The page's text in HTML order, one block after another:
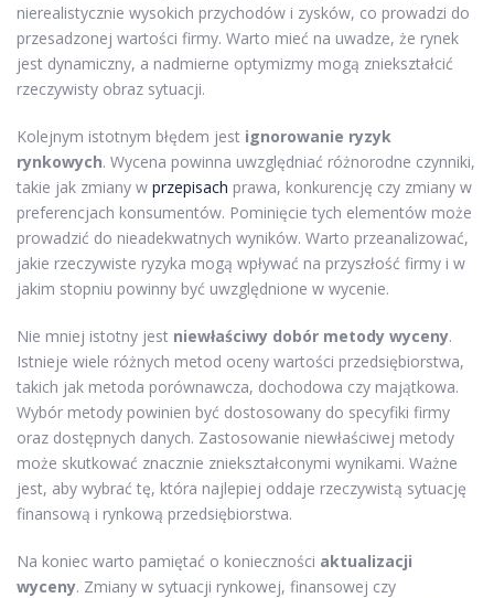
nierealistycznie wysokich przychodów i zysków, co prowadzi do
przesadzonej wartości firmy. Warto mieć na uwadze, że rynek
jest dynamiczny, a nadmierne optymizmy mogą zniekształcić
rzeczywisty obraz sytuacji.
Kolejnym istotnym błędem jest ignorowanie ryzyk
rynkowych. Wycena powinna uwzględniać różnorodne czynniki,
takie jak zmiany w przepisach prawa, konkurencję czy zmiany w
preferencjach konsumentów. Pominięcie tych elementów może
prowadzić do nieadekwatnych wyników. Warto przeanalizować,
jakie rzeczywiste ryzyka mogą wpływać na przyszłość firmy i w
jakim stopniu powinny być uwzględnione w wycenie.
Nie mniej istotny jest niewłaściwy dobór metody wyceny.
Istnieje wiele różnych metod oceny wartości przedsiębiorstwa,
takich jak metoda porównawcza, dochodowa czy majątkowa.
Wybór metody powinien być dostosowany do specyfiki firmy
oraz dostępnych danych. Zastosowanie niewłaściwej metody
może skutkować znacznie zniekształconymi wynikami. Ważne
jest, aby wybrać tę, która najlepiej oddaje rzeczywistą sytuację
finansową i rynkową przedsiębiorstwa.
Na koniec warto pamiętać o konieczności aktualizacji
wyceny. Zmiany w sytuacji rynkowej, finansowej czy